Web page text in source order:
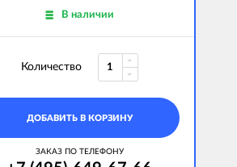
В наличии
Количество
ДОБАВИТЬ В КОРЗИНУ
ЗАКАЗ ПО ТЕЛЕФОНУ